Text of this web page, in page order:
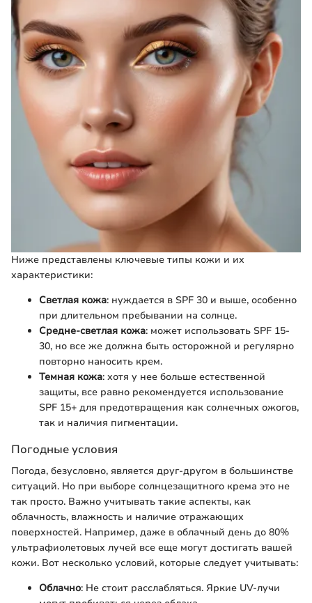
Ниже представлены ключевые типы кожи и их
характеристики:
Светлая кожа: нуждается в SPF 30 и выше, особенно
при длительном пребывании на солнце.
Средне-светлая кожа: может использовать SPF 15-
30, но все же должна быть осторожной и регулярно
повторно наносить крем.
Темная кожа: хотя у нее больше естественной
защиты, все равно рекомендуется использование
SPF 15+ для предотвращения как солнечных ожогов,
так и наличия пигментации.
Погодные условия
Погода, безусловно, является друг-другом в большинстве
ситуаций. Но при выборе солнцезащитного крема это не
так просто. Важно учитывать такие аспекты, как
облачность, влажность и наличие отражающих
поверхностей. Например, даже в облачный день до 80%
ультрафиолетовых лучей все еще могут достигать вашей
кожи. Вот несколько условий, которые следует учитывать:
Облачно: Не стоит расслабляться. Яркие UV-лучи